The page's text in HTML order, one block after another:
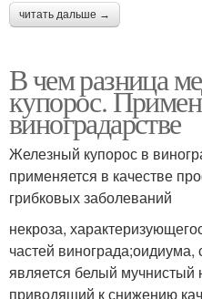
читать дальше →
В чем разница
купорос.
виноградарстве
Железный купорос в
применяется в качестве
грибковых заболеваний
некроза,
частей
является белый мучнистый
приводящий к снижению